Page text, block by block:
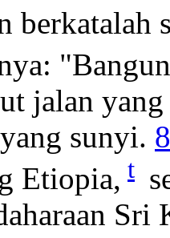
berkatalah
jalan
sunyi.
Etiopia, t